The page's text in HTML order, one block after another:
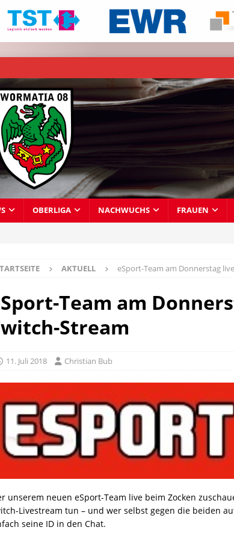
OBERLIGA NACHWUCHS FRAUEN
AKTUELL eSport-Team am Donnerstag
Team am
Stream
11. Juli 2018 Christian Bub
unserem neuen eSport-Team live beim Zocken
Livestream tun – und wer selbst gegen die beiden
seine ID in den Chat.